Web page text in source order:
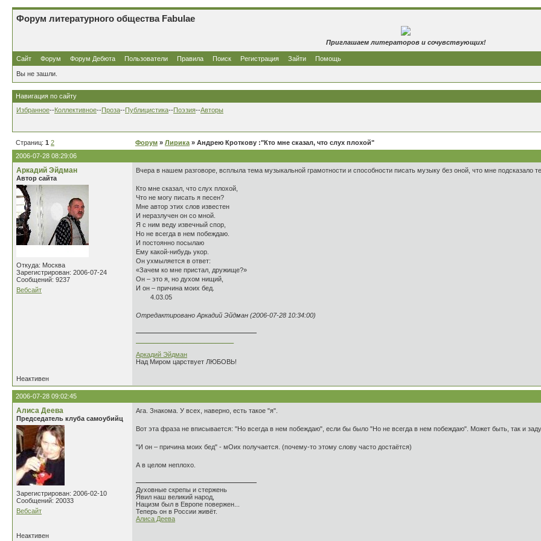
Форум литературного общества Fabulae
Приглашаем литераторов и сочувствующих!
Сайт Форум Форум Дебюта Пользователи Правила Поиск Регистрация Зайти Помощь
Вы не зашли.
Навигация по сайту
Избранное--Коллективное--Проза--Публицистика--Поэзия--Авторы
Страниц: 1 2 Форум » Лирика » Андрею Кроткову :"Кто мне сказал, что слух плохой"
2006-07-28 08:29:06
Аркадий Эйдман
Автор сайта
Откуда: Москва
Зарегистрирован: 2006-07-24
Сообщений: 9237
Вебсайт
Вчера в нашем разговоре, всплыла тема музыкальной грамотности и способности писать музыку без оной, что мне
Кто мне сказал, что слух плохой,
Что не могу писать я песен?
Мне автор этих слов известен
И неразлучен он со мной.
Я с ним веду извечный спор,
Но не всегда в нем побеждаю.
И постоянно посылаю
Ему какой-нибудь укор.
Он ухмыляется в ответ:
«Зачем ко мне пристал, дружище?»
Он – это я, но духом нищий,
И он – причина моих бед.
4.03.05
Отредактировано Аркадий Эйдман (2006-07-28 10:34:00)
Аркадий Эйдман
Над Миром царствует ЛЮБОВЬ!
Неактивен
2006-07-28 09:02:45
Алиса Деева
Председатель клуба самоубийц
Зарегистрирован: 2006-02-10
Сообщений: 20033
Вебсайт
Ага. Знакома. У всех, наверно, есть такое "я".
Вот эта фраза не вписывается: "Но всегда в нем побеждаю", если бы было "Но не всегда в нем побеждаю". Может быть, так и
"И он – причина моих бед" - мОих получается. (почему-то этому слову часто достаётся)
А в целом неплохо.
Духовные скрепы и стержень
Явил наш великий народ,
Нацизм был в Европе повержен...
Теперь он в России живёт.
Алиса Деева
Неактивен